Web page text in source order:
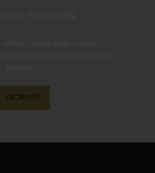
ISCRIVITI